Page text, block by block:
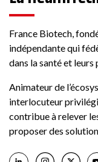
Conseil
France Biotech,
indépendante qui
dans la santé et leurs
Animateur de
interlocuteur
contribue à relever
proposer des